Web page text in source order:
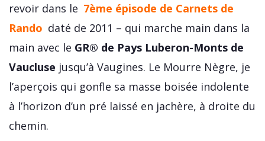
revoir dans le 7ème épisode de Carnets de
Rando daté de 2011 – qui marche main dans la
main avec le GR® de Pays Luberon-Monts de
Vaucluse jusqu’à Vaugines. Le Mourre Nègre, je
l’aperçois qui gonfle sa masse boisée indolente
à l’horizon d’un pré laissé en jachère, à droite du
chemin.